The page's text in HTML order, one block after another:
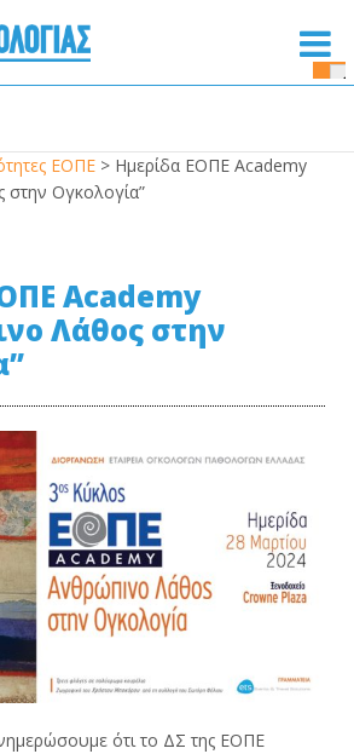
ΕΟΠΕ > Ημερίδα ΕΟΠΕ Academy
στην Ογκολογία”
Academy
Λάθος στην
ότι το ΔΣ της ΕΟΠΕ